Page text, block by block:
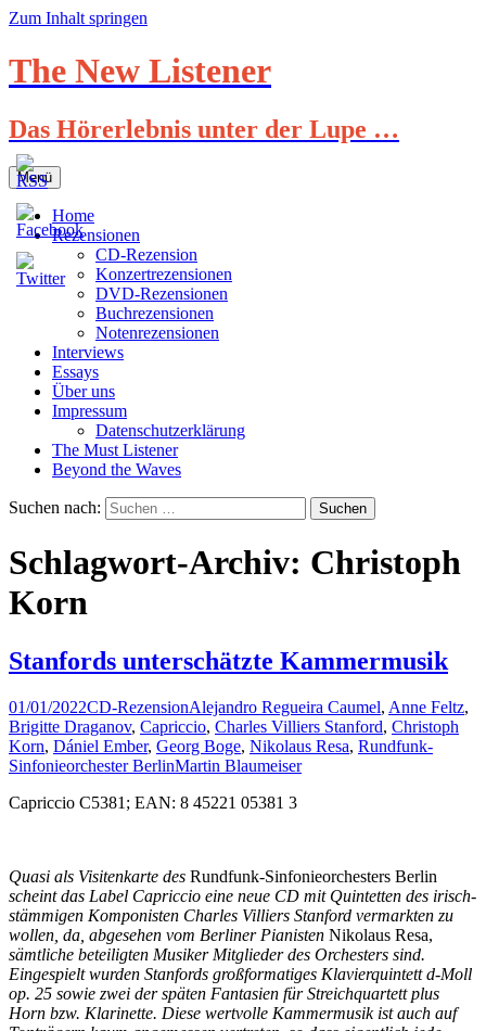
Zum Inhalt springen
The New Listener
Das Hörerlebnis unter der Lupe …
Menü
Home
Rezensionen
CD-Rezension
Konzertrezensionen
DVD-Rezensionen
Buchrezensionen
Notenrezensionen
Interviews
Essays
Über uns
Impressum
Datenschutzerklärung
The Must Listener
Beyond the Waves
Suchen nach:
Schlagwort-Archiv: Christoph
Korn
Stanfords unterschätzte Kammermusik
01/01/2022CD-RezensionAlejandro Regueira Caumel, Anne Feltz,
Brigitte Draganov, Capriccio, Charles Villiers Stanford, Christoph
Korn, Dániel Ember, Georg Boge, Nikolaus Resa, Rundfunk-
Sinfonieorchester BerlinMartin Blaumeiser
Capriccio C5381; EAN: 8 45221 05381 3
Quasi als Visitenkarte des Rundfunk-Sinfonieorchesters Berlin
scheint das Label Capriccio eine neue CD mit Quintetten des irisch-
stämmigen Komponisten Charles Villiers Stanford vermarkten zu
wollen, da, abgesehen vom Berliner Pianisten Nikolaus Resa,
sämtliche beteiligten Musiker Mitglieder des Orchesters sind.
Eingespielt wurden Stanfords großformatiges Klavierquintett d-Moll
op. 25 sowie zwei der späten Fantasien für Streichquartett plus
Horn bzw. Klarinette. Diese wertvolle Kammermusik ist auch auf